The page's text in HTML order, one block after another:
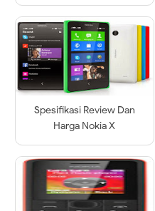
Spesifikasi Review Dan
Harga Nokia X